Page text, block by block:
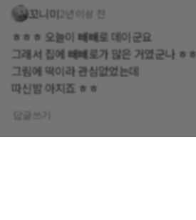
꼬니미2년 이상 전
ㅎㅎㅎ 오늘이 빼빼로 데이군요
그래서 집에 빼빼로가 많은 거였군나 ㅎㅎ
그림에 떡이라 관심없었는데
따신밤 아지죠 ㅎㅎ